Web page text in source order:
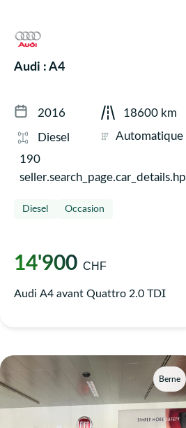
Audi : A4
2016 18600 km
Diesel
Automatique
190
seller.search_page.car_details.hp
Diesel Occasion
14'900 CHF
Audi A4 avant Quattro 2.0 TDI
Berne